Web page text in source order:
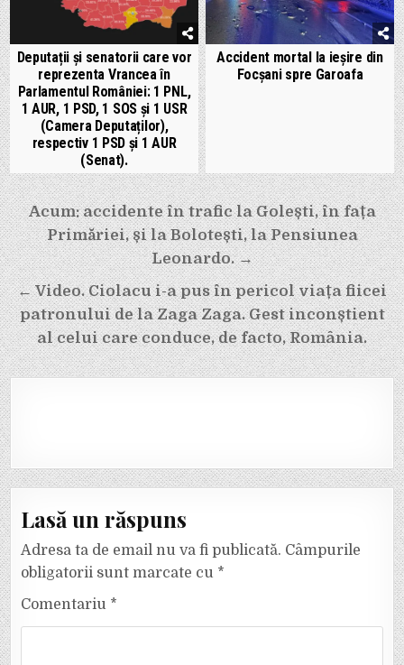
Deputații și senatorii care vor
reprezenta Vrancea în
Parlamentul României: 1 PNL,
1 AUR, 1 PSD, 1 SOS și 1 USR
(Camera Deputaților),
respectiv 1 PSD și 1 AUR
(Senat).
Accident mortal la ieșire din
Focșani spre Garoafa
Navigare
în
articole
Acum: accidente în trafic la Golești, în fața
Primăriei, și la Bolotești, la Pensiunea
Leonardo. →
← Video. Ciolacu i-a pus în pericol viața fiicei
patronului de la Zaga Zaga. Gest inconștient
al celui care conduce, de facto, România.
Lasă un răspuns
Adresa ta de email nu va fi publicată. Câmpurile
obligatorii sunt marcate cu *
Comentariu *